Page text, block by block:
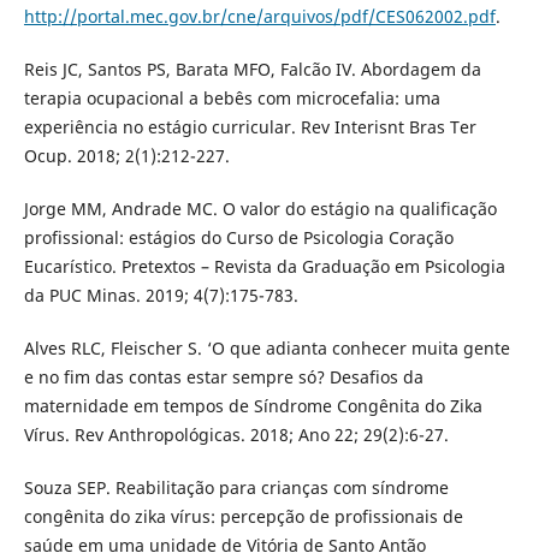
http://portal.mec.gov.br/cne/arquivos/pdf/CES062002.pdf.
Reis JC, Santos PS, Barata MFO, Falcão IV. Abordagem da
terapia ocupacional a bebês com microcefalia: uma
experiência no estágio curricular. Rev Interisnt Bras Ter
Ocup. 2018; 2(1):212-227.
Jorge MM, Andrade MC. O valor do estágio na qualificação
profissional: estágios do Curso de Psicologia Coração
Eucarístico. Pretextos – Revista da Graduação em Psicologia
da PUC Minas. 2019; 4(7):175-783.
Alves RLC, Fleischer S. ‘O que adianta conhecer muita gente
e no fim das contas estar sempre só? Desafios da
maternidade em tempos de Síndrome Congênita do Zika
Vírus. Rev Anthropológicas. 2018; Ano 22; 29(2):6-27.
Souza SEP. Reabilitação para crianças com síndrome
congênita do zika vírus: percepção de profissionais de
saúde em uma unidade de Vitória de Santo Antão